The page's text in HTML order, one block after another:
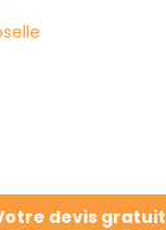
devis gratuit